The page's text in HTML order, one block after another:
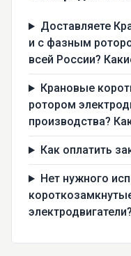
Доставляете
и с фазным
всей России?
Крановые
ротором
производства?
Как оплатить
Нет нужного
электродвигатели?